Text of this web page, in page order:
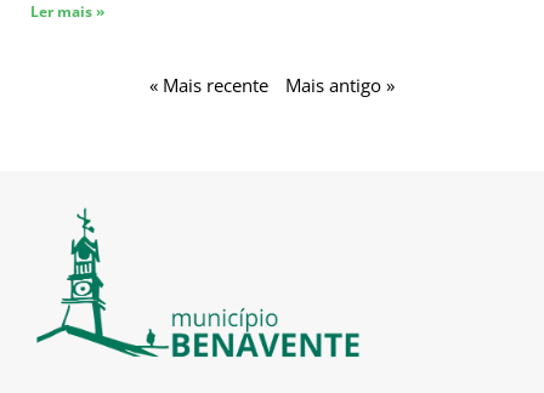
Ler mais »
« Mais recente Mais antigo »